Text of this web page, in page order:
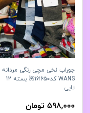
جوراب نخی مچی رنگی مردانه
WANS کد۱۶۱۶۵۰🌺 بسته 12
تایی
598,000 تومان